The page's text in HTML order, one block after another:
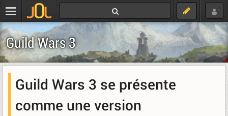
Guild Wars 3
Guild Wars 3 se présente
comme une version